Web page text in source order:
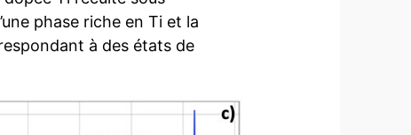
phase riche en Ti et la
à des états de